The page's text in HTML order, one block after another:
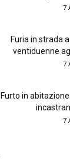
7
Furia in strada
ventiduenne
7
Furto in
7